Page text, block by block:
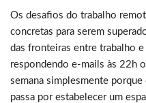
Os desafios do trabalho
concretas para serem
das fronteiras entre trabalho
respondendo e-mails às 22h
semana simplesmente
passa por estabelecer um